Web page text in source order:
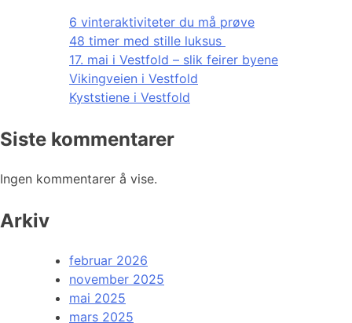
6 vinteraktiviteter du må prøve
48 timer med stille luksus
17. mai i Vestfold – slik feirer byene
Vikingveien i Vestfold
Kyststiene i Vestfold
Siste kommentarer
Ingen kommentarer å vise.
Arkiv
februar 2026
november 2025
mai 2025
mars 2025